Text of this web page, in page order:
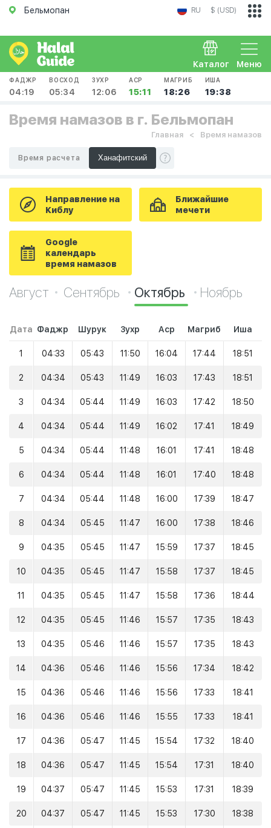
Бельмопан RU $ (USD)
Меню
Каталог
ФАДЖР
04:19
ВОСХОД
05:34
ЗУХР
12:06
АСР
15:11
МАГРИБ
18:26
ИША
19:38
Время намазов в г. Бельмопан
Главная Время намазов
Время расчета
Направление на
Киблу
Ближайшие
мечети
Google
календарь
время намазов
Август Сентябрь Октябрь Ноябрь
Дата Фаджр Шурук Зухр Аср Магриб Иша
1 04:33 05:43 11:50 16:04 17:44 18:51
2 04:34 05:43 11:49 16:03 17:43 18:51
3 04:34 05:44 11:49 16:03 17:42 18:50
4 04:34 05:44 11:49 16:02 17:41 18:49
5 04:34 05:44 11:48 16:01 17:41 18:48
6 04:34 05:44 11:48 16:01 17:40 18:48
7 04:34 05:44 11:48 16:00 17:39 18:47
8 04:34 05:45 11:47 16:00 17:38 18:46
9 04:35 05:45 11:47 15:59 17:37 18:45
10 04:35 05:45 11:47 15:58 17:37 18:45
11 04:35 05:45 11:47 15:58 17:36 18:44
12 04:35 05:45 11:46 15:57 17:35 18:43
13 04:35 05:46 11:46 15:57 17:35 18:43
14 04:36 05:46 11:46 15:56 17:34 18:42
15 04:36 05:46 11:46 15:56 17:33 18:41
16 04:36 05:46 11:46 15:55 17:33 18:41
17 04:36 05:47 11:45 15:54 17:32 18:40
18 04:36 05:47 11:45 15:54 17:31 18:40
19 04:37 05:47 11:45 15:53 17:31 18:39
20 04:37 05:47 11:45 15:53 17:30 18:38